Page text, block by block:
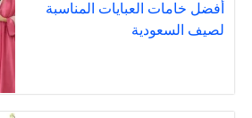
أفضل خامات العبايات المناسبة
لصيف السعودية